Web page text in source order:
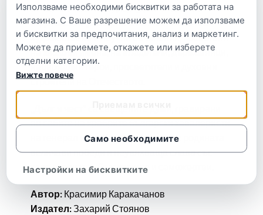
Специалната поредица „Дълг и чест” на
издателство „Захарий Стоянов” включва
художествени и научни съчинения, посветени
на знакови имена, на владетели, държавници,
национални герои, просветители и духовни
строители на Отечеството.
по сабите на храбрите български кавалеристи
на генерал иван Колев, донесли на родината
величави победи и неувяхваща слава със
своя героизъм, безстрашие и саможертви.
Автор:Красимир Каракачанов
Издател:Захарий Стоянов
Използваме необходими бисквитки за работата на
магазина. С Ваше разрешение можем да използваме
и бисквитки за предпочитания, анализ и маркетинг.
Можете да приемете, откажете или изберете
отделни категории.
Само необходимите
Настройки на бисквитките
Вижте повече